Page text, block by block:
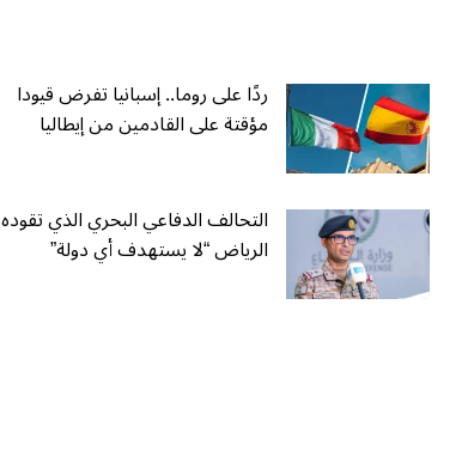
ردًا على روما.. إسبانيا تفرض قيودا
مؤقتة على القادمين من إيطاليا
التحالف الدفاعي البحري الذي تقوده
الرياض “لا يستهدف أي دولة”